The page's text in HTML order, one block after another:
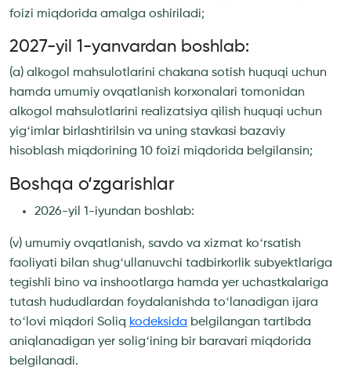
foizi miqdorida amalga oshiriladi;
2027-yil 1-yanvardan boshlab:
(a) alkogol mahsulotlarini chakana sotish huquqi uchun
hamda umumiy ovqatlanish korxonalari tomonidan
alkogol mahsulotlarini realizatsiya qilish huquqi uchun
yigʻimlar birlashtirilsin va uning stavkasi bazaviy
hisoblash miqdorining 10 foizi miqdorida belgilansin;
Boshqa o‘zgarishlar
2026-yil 1-iyundan boshlab:
(v) umumiy ovqatlanish, savdo va xizmat koʻrsatish
faoliyati bilan shugʻullanuvchi tadbirkorlik subyektlariga
tegishli bino va inshootlarga hamda yer uchastkalariga
tutash hududlardan foydalanishda toʻlanadigan ijara
toʻlovi miqdori Soliq kodeksida belgilangan tartibda
aniqlanadigan yer soligʻining bir baravari miqdorida
belgilanadi.